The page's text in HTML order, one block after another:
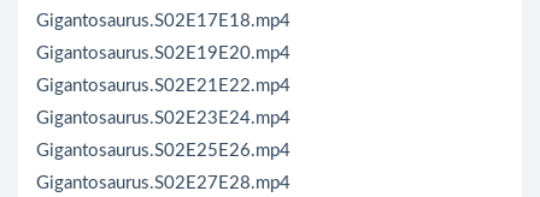
Gigantosaurus.S02E17E18.mp4
Gigantosaurus.S02E19E20.mp4
Gigantosaurus.S02E21E22.mp4
Gigantosaurus.S02E23E24.mp4
Gigantosaurus.S02E25E26.mp4
Gigantosaurus.S02E27E28.mp4